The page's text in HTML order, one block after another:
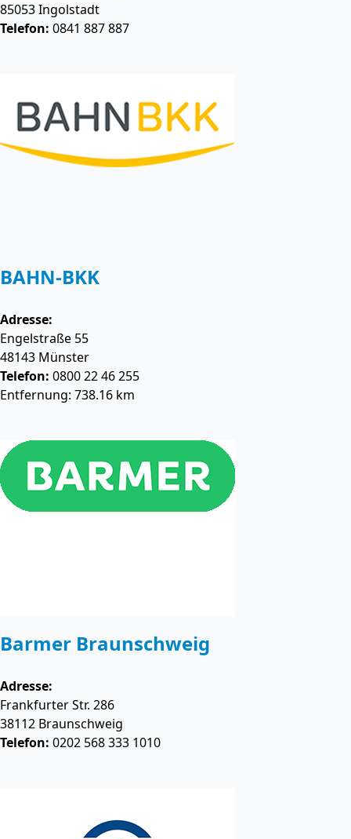
85053Ingolstadt
Telefon: 0841 887 887
BAHN-BKK
Adresse:
Engelstraße 55
48143 Münster
Telefon: 0800 22 46 255
Entfernung: 738.16 km
Barmer Braunschweig
Adresse:
Frankfurter Str. 286
38112 Braunschweig
Telefon: 0202 568 333 1010